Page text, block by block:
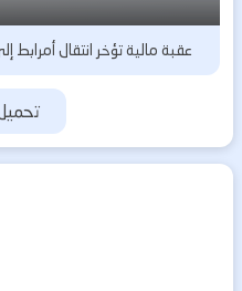
عقبة مالية تؤخر انتقال أمرابط